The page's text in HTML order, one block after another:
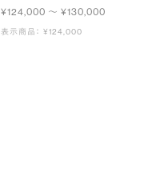
¥124,000 〜 ¥130,000
表示商品： ¥124,000